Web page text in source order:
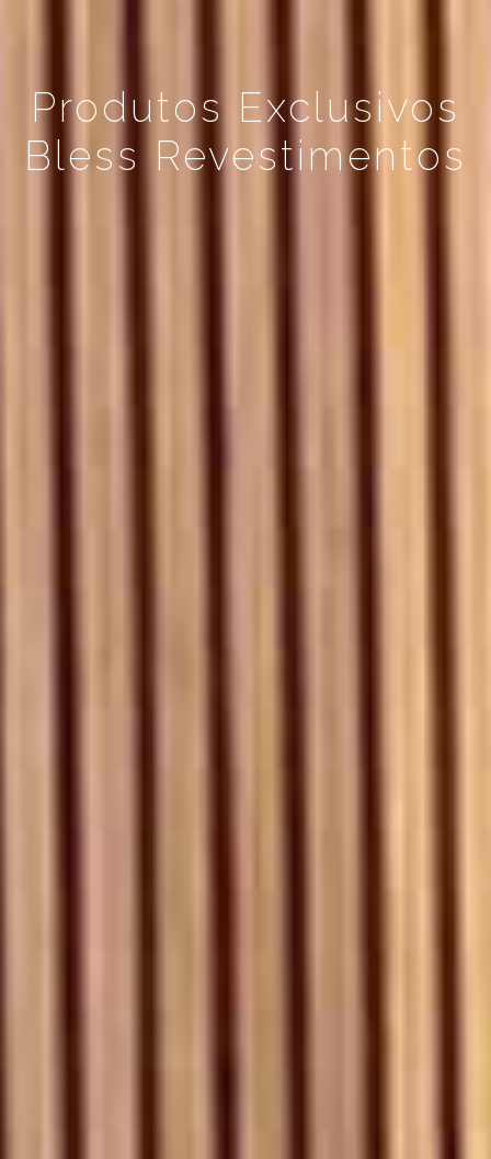
Produtos Exclusivos
Bless Revestimentos